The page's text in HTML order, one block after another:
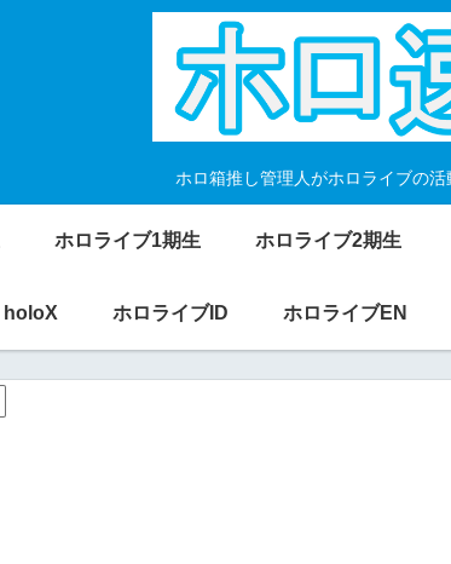
ホロ箱推し管理人がホロライブの活
ホロライブ1期生 ホロライブ2期生
holoX ホロライブID ホロライブEN